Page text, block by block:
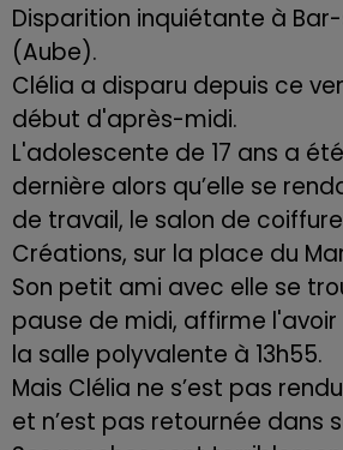
Disparition inquiétante à
(Aube).
Clélia a disparu depuis ce
début d'après-midi.
L'adolescente de 17 ans a
dernière alors qu’elle se
de travail, le salon de
Créations, sur la place du
Son petit ami avec elle se
pause de midi, affirme
la salle polyvalente à 13h55.
Mais Clélia ne s’est pas
et n’est pas retournée dans